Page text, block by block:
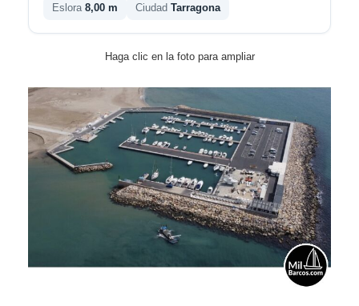
Eslora 8,00 m Ciudad Tarragona
Haga clic en la foto para ampliar